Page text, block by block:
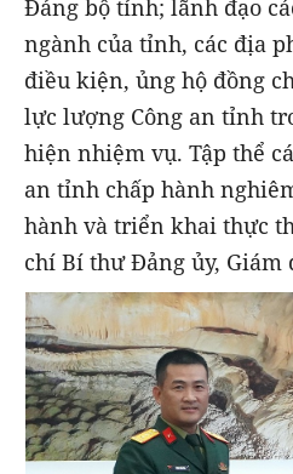
Đảng bộ tỉnh; lãnh đạo
ngành của tỉnh, các địa
điều kiện, ủng hộ đồng
lực lượng Công an tỉnh
hiện nhiệm vụ. Tập thể
an tỉnh chấp hành
hành và triển khai thực
chí Bí thư Đảng ủy, Giám